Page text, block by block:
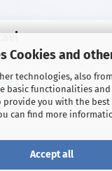
Cookies and
technologies, also
basic functionalities and
you with the
can find more
Accept all
norme e consigli
di connessione.